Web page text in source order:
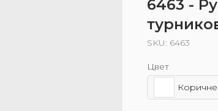
6463 -
SKU: 6463
Цвет